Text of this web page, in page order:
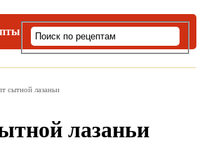
сытной лазаньи
лазаньи